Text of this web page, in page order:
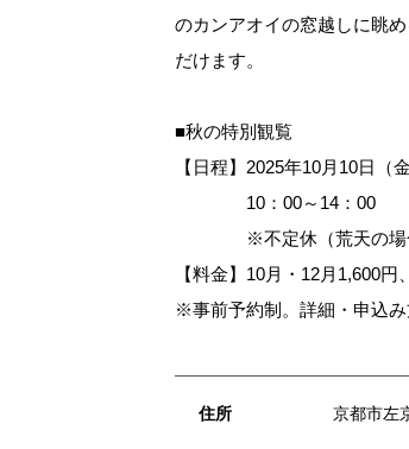
のカンアオイの窓越しに眺
だけます。
■秋の特別観覧
【日程】2025年10月10日（
10：00～14：00
※不定休（荒天の場合
【料金】10月・12月1,600円
※事前予約制。詳細・申込み
住所 京都市左